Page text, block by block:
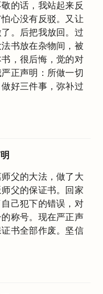
的话，我站起来反
心没有反驳。又让
。后把我放回。过
书放在杂物间，被
，很后悔，觉的对
正声明：所做一切
好三件事，弥补过
父的大法，做了大
父的保证书。回家
己犯下的错误，对
称号。现在严正声
书全部作废。坚信